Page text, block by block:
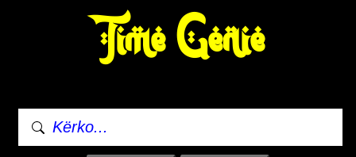
Time Genie